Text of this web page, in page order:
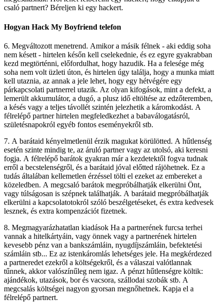
csaló partnert? Béreljen ki egy hackert.
Hogyan Hack My Boyfriend telefon
6. Megváltozott menetrend. Amikor a másik félnek - aki eddig soha
nem késett - hirtelen későn kell cselekednie, és ez egyre gyakrabban
kezd megtörténni, előfordulhat, hogy hazudik. Ha a felesége még
soha nem volt üzleti úton, és hirtelen úgy találja, hogy a munka miatt
kell utaznia, az annak a jele lehet, hogy egy hétvégére egy
párkapcsolati partnerrel utazik. Az olyan kifogások, mint a defekt, a
lemerült akkumulátor, a dugó, a plusz idő eltöltése az edzőteremben,
a késés vagy a teljes távollét szintén jelezhetik a káromkodást. A
félrelépő partner hirtelen megfeledkezhet a babaválogatásról,
születésnapokról egyéb fontos eseményekről stb.
7. A barátaid kényelmetlenül érzik magukat körülötted. A hűtlenség
esetén szinte mindig te, az áruló partner vagy az utolsó, aki keresni
fogja. A félrelépő barátok gyakran már a kezdetektől fogva tudnak
erről a becstelenségről, és a barátaid jóval előtted rájöhetnek. Ez a
tudás általában kellemetlen érzéssel tölti el ezeket az embereket a
közeledben. A megcsaló barátok megpróbálhatják elkerülni Önt,
vagy túlságosan is szépnek találhatják. A barátaid megpróbálhatják
elkerülni a kapcsolatotokról szóló beszélgetéseket, és extra kedvesek
lesznek, és extra kompenzációt fizetnek.
8. Megmagyarázhatatlan kiadások Ha a partnerének furcsa terhei
vannak a hitelkártyáin, vagy önnek vagy a partnerének hirtelen
kevesebb pénz van a bankszámláin, nyugdíjszámláin, befektetési
számláin stb... Ez az istenkáromlás lehetséges jele. Ha megkérdezed
a partneredet ezekről a költségekről, és a válaszai valótlannak
tűnnek, akkor valószínűleg nem igaz. A pénzt hűtlenségre költik:
ajándékok, utazások, bor és vacsora, szállodai szobák stb. A
megcsalás költségei nagyon gyorsan megnőhetnek. Kapja el a
félrelépő partnert.